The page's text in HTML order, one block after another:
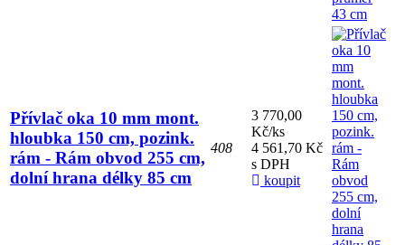
Přívlač oka 10 mm mont.
hloubka 150 cm, pozink.
rám - Rám obvod 255 cm,
dolní hrana délky 85 cm
408
3 770,00
Kč/ks
4 561,70 Kč
s DPH
koupit